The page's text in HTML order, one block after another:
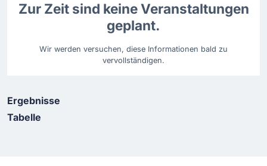
Zur Zeit sind keine Veranstaltungen
geplant.
Wir werden versuchen, diese Informationen bald zu
vervollständigen.
Ergebnisse
Tabelle